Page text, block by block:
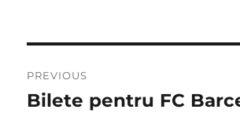
navigation
PREVIOUS
Previous
Bilete pentru FC